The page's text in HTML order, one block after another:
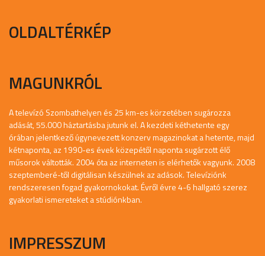
OLDALTÉRKÉP
MAGUNKRÓL
A televízó Szombathelyen és 25 km-es körzetében sugározza
adását, 55.000 háztartásba jutunk el. A kezdeti kéthetente egy
órában jelentkező úgynevezett konzerv magazinokat a hetente, majd
kétnaponta, az 1990-es évek közepétől naponta sugárzott élő
műsorok váltották. 2004 óta az interneten is elérhetők vagyunk. 2008
szeptemberé-től digitálisan készülnek az adások. Televíziónk
rendszeresen fogad gyakornokokat. Évről évre 4-6 hallgató szerez
gyakorlati ismereteket a stúdiónkban.
IMPRESSZUM